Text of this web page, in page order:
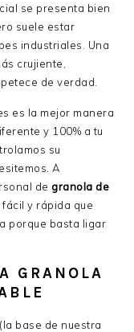
se presenta bien
suele estar
industriales. Una
crujiente,
de verdad.
es la mejor manera
y 100% a tu
su
A
degranola de
fácil y rápida que
porque basta ligar
GRANOLA
base de nuestra